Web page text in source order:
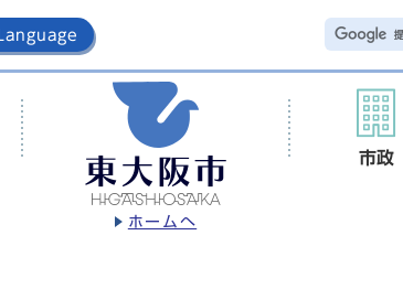
Language
ホームへ
市政